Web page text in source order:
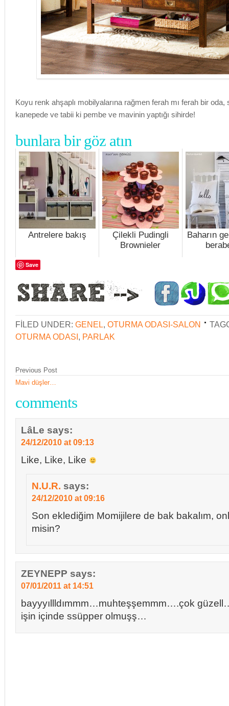
Koyu renk ahşaplı mobilyalarına rağmen ferah mı ferah bir oda,
kanepede ve tabii ki pembe ve mavinin yaptığı sihirde!
bunlara bir göz atın
Antrelere bakış
Çilekli Pudingli
Brownieler
Baharın
Save
FILED UNDER: GENEL, OTURMA ODASI-SALON
OTURMA ODASI, PARLAK
Previous Post
Mavi düşler…
comments
LâLe says:
24/12/2010 at 09:13
Like, Like, Like
N.U.R. says:
24/12/2010 at 09:16
Son eklediğim Momijilere de bak bakalım,
misin?
ZEYNEPP says:
07/01/2011 at 14:51
bayyyıllldımmm…muhteşşemmm….çok
işin içinde ssüpper olmuşş…